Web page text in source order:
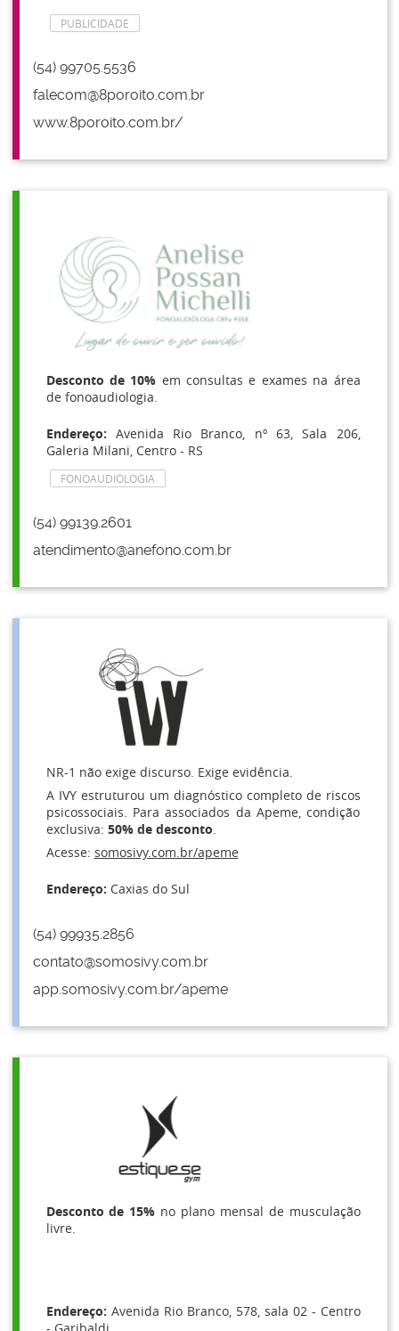
PUBLICIDADE
(54) 99705.5536
falecom@8poroito.com.br
www.8poroito.com.br/
Desconto de 10% em consultas e exames na área
de fonoaudiologia.
Endereço: Avenida Rio Branco, nº 63, Sala 206,
Galeria Milani, Centro - RS
FONOAUDIOLOGIA
(54) 99139.2601
atendimento@anefono.com.br
NR-1 não exige discurso. Exige evidência.
A IVY estruturou um diagnóstico completo de riscos
psicossociais. Para associados da Apeme, condição
exclusiva: 50% de desconto.
Acesse: somosivy.com.br/apeme
Endereço: Caxias do Sul
(54) 99935.2856
contato@somosivy.com.br
app.somosivy.com.br/apeme
Desconto de 15% no plano mensal de musculação
livre.
Endereço: Avenida Rio Branco, 578, sala 02 - Centro